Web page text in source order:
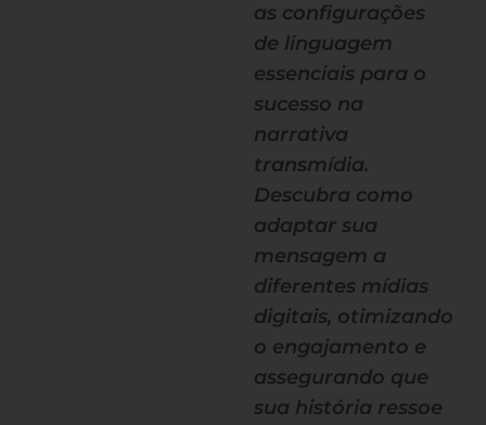
as configurações
de linguagem
essenciais para o
sucesso na
narrativa
transmídia.
Descubra como
adaptar sua
mensagem a
diferentes mídias
digitais, otimizando
o engajamento e
assegurando que
sua história ressoe